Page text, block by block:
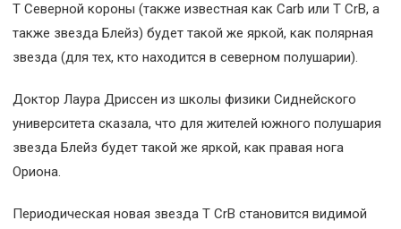
T Северной короны (также известная как Carb или T CrB, а
также звезда Блейз) будет такой же яркой, как полярная
звезда (для тех, кто находится в северном полушарии).
Доктор Лаура Дриссен из школы физики Сиднейского
университета сказала, что для жителей южного полушария
звезда Блейз будет такой же яркой, как правая нога
Ориона.
Периодическая новая звезда T CrB становится видимой